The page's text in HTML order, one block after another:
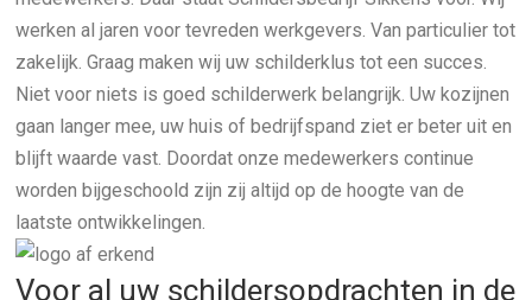
werken al jaren voor tevreden werkgevers. Van particulier tot
zakelijk. Graag maken wij uw schilderklus tot een succes.
Niet voor niets is goed schilderwerk belangrijk. Uw kozijnen
gaan langer mee, uw huis of bedrijfspand ziet er beter uit en
blijft waarde vast. Doordat onze medewerkers continue
worden bijgeschoold zijn zij altijd op de hoogte van de
laatste ontwikkelingen.
Voor al uw schildersopdrachten in de